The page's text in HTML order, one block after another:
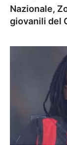
Nazionale,
giovanili del